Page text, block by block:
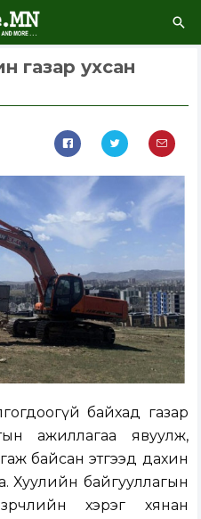
газар ухсан
байхад газар
ажиллагаа явуулж,
байсан этгээд дахин
Хуулийн байгууллагын
хэрэг хянан